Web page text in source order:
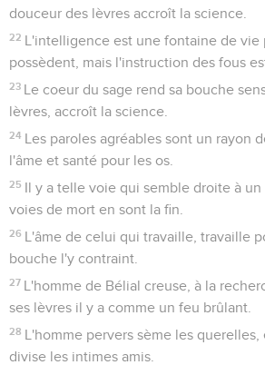
douceur des lèvres accroît la science.
22 L'intelligence est une fontaine de vie
possèdent, mais l'instruction des fous
23 Le coeur du sage rend sa bouche
lèvres, accroît la science.
24 Les paroles agréables sont un rayon
l'âme et santé pour les os.
25 Il y a telle voie qui semble droite à un
voies de mort en sont la fin.
26 L'âme de celui qui travaille, travaille
bouche l'y contraint.
27 L'homme de Bélial creuse, à la
ses lèvres il y a comme un feu brûlant.
28 L'homme pervers sème les
divise les intimes amis.